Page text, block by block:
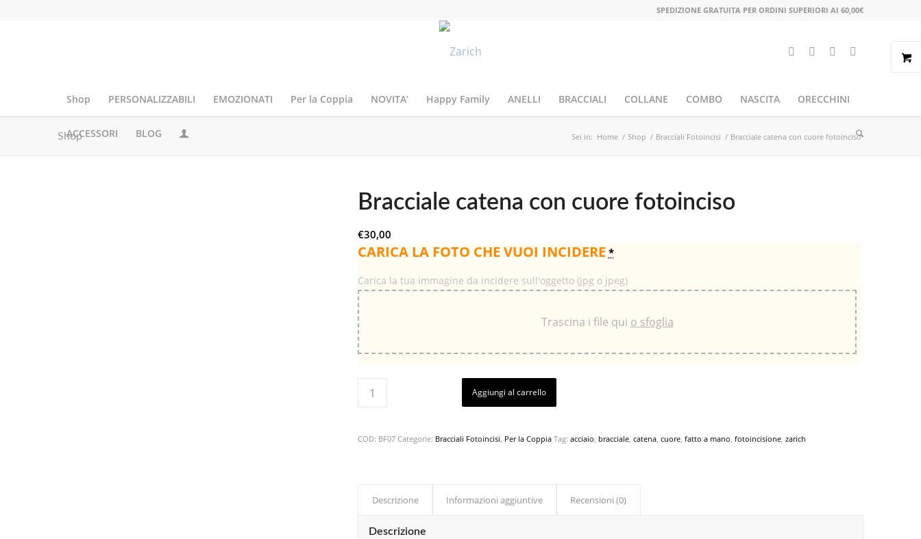
SPEDIZIONE GRATUITA PER ORDINI SUPERIORI AI 60,00€
Shop PERSONALIZZABILI EMOZIONATI Per la Coppia NOVITA’ Happy Family ANELLI BRACCIALI COLLANE COMBO NASCITA ORECCHINI
ACCESSORI BLOG
Shop Sei in: Home / Shop / Bracciali Fotoincisi / Bracciale catena con cuore fotoinciso
Bracciale catena con cuore fotoinciso
€30,00
CARICA LA FOTO CHE VUOI INCIDERE *
Carica la tua immagine da incidere sull'oggetto (jpg o jpeg)
Trascina i file qui o sfoglia
Aggiungi al carrello
COD: BF07 Categorie: Bracciali Fotoincisi, Per la Coppia Tag: acciaio, bracciale, catena, cuore, fatto a mano, fotoincisione, zarich
Descrizione Informazioni aggiuntive Recensioni (0)
Descrizione